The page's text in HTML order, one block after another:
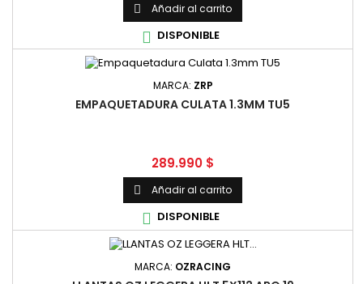
 Añadir al carrito
 DISPONIBLE
MARCA: ZRP
EMPAQUETADURA CULATA 1.3MM TU5
Precio
289.990 $
 Añadir al carrito
 DISPONIBLE
MARCA: OZRACING